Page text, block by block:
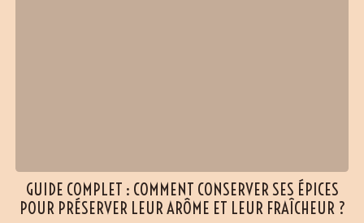
GUIDE COMPLET : COMMENT CONSERVER SES ÉPICES
POUR PRÉSERVER LEUR ARÔME ET LEUR FRAÎCHEUR ?